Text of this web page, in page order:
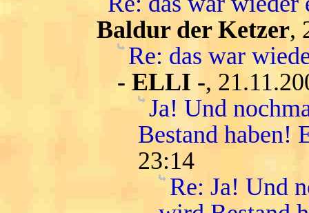
Baldur der Ketzer,
Re: das war
- ELLI -,
Ja! Und
Bestand haben!
23:14
Re: Ja! Und